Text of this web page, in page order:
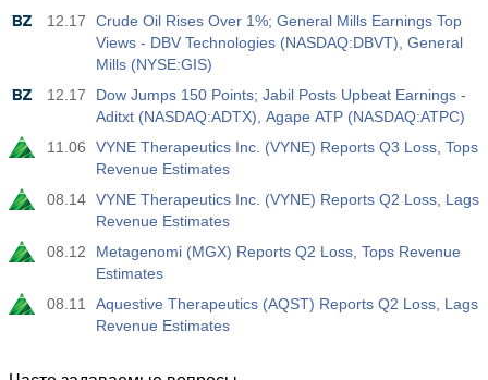
12.17
Crude Oil Rises Over 1%; General Mills Earnings Top
Views - DBV Technologies (NASDAQ:DBVT), General
Mills (NYSE:GIS)
12.17
Dow Jumps 150 Points; Jabil Posts Upbeat Earnings -
Aditxt (NASDAQ:ADTX), Agape ATP (NASDAQ:ATPC)
11.06
VYNE Therapeutics Inc. (VYNE) Reports Q3 Loss, Tops
Revenue Estimates
08.14 VYNE Therapeutics Inc. (VYNE) Reports Q2 Loss, Lags
Revenue Estimates
08.12
Metagenomi (MGX) Reports Q2 Loss, Tops Revenue
Estimates
08.11
Aquestive Therapeutics (AQST) Reports Q2 Loss, Lags
Revenue Estimates